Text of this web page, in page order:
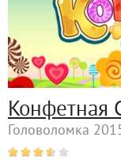
Конфетная
Головоломка